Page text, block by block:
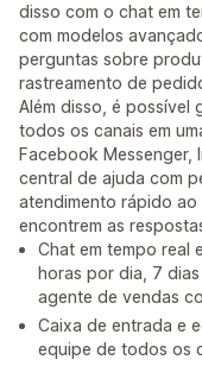
disso com o chat em
com modelos
perguntas sobre
rastreamento de
Além disso, é possível
todos os canais em
Facebook Messenger,
central de ajuda com
atendimento rápido ao
encontrem as
Chat em tempo real
horas por dia, 7
agente de vendas
Caixa de entrada e
equipe de todos os